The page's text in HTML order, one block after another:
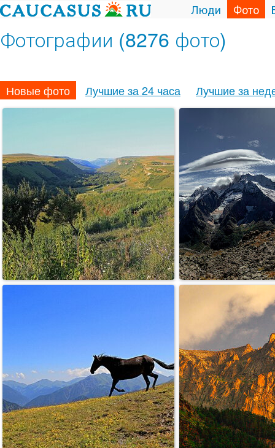
Люди Фото
Фотографии (8276 фото)
Новые фото Лучшие за 24 часа Лучшие за